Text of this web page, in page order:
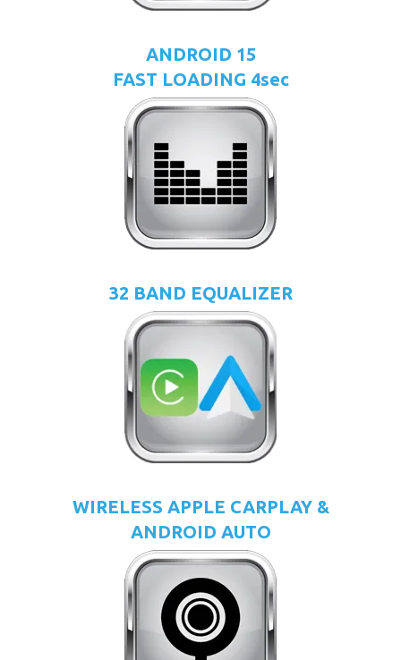
ANDROID 15
FAST LOADING 4sec
32 BAND EQUALIZER
WIRELESS APPLE CARPLAY &
ANDROID AUTO